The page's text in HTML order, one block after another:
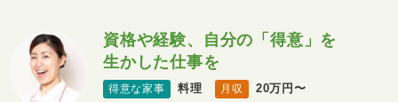
資格や経験、自分の「得意」を
生かした仕事を
得意な家事 料理 月収 20万円〜